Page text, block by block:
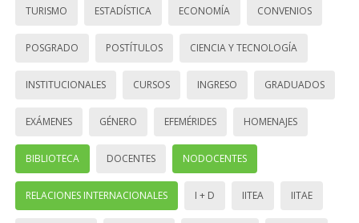
TURISMO ESTADÍSTICA ECONOMÍA CONVENIOS
POSGRADO POSTÍTULOS CIENCIA Y TECNOLOGÍA
INSTITUCIONALES CURSOS INGRESO GRADUADOS
EXÁMENES GÉNERO EFEMÉRIDES HOMENAJES
BIBLIOTECA DOCENTES NODOCENTES
RELACIONES INTERNACIONALES I + D IITEA IITAE